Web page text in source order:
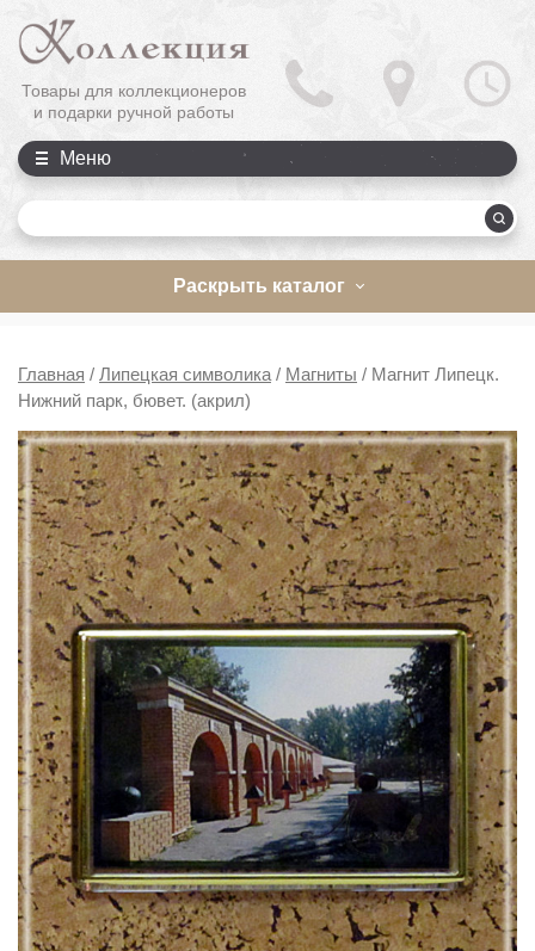
Товары для коллекционеров
и подарки ручной работы
Меню
Раскрыть каталог
Главная / Липецкая символика / Магниты / Магнит Липецк.
Нижний парк, бювет. (акрил)